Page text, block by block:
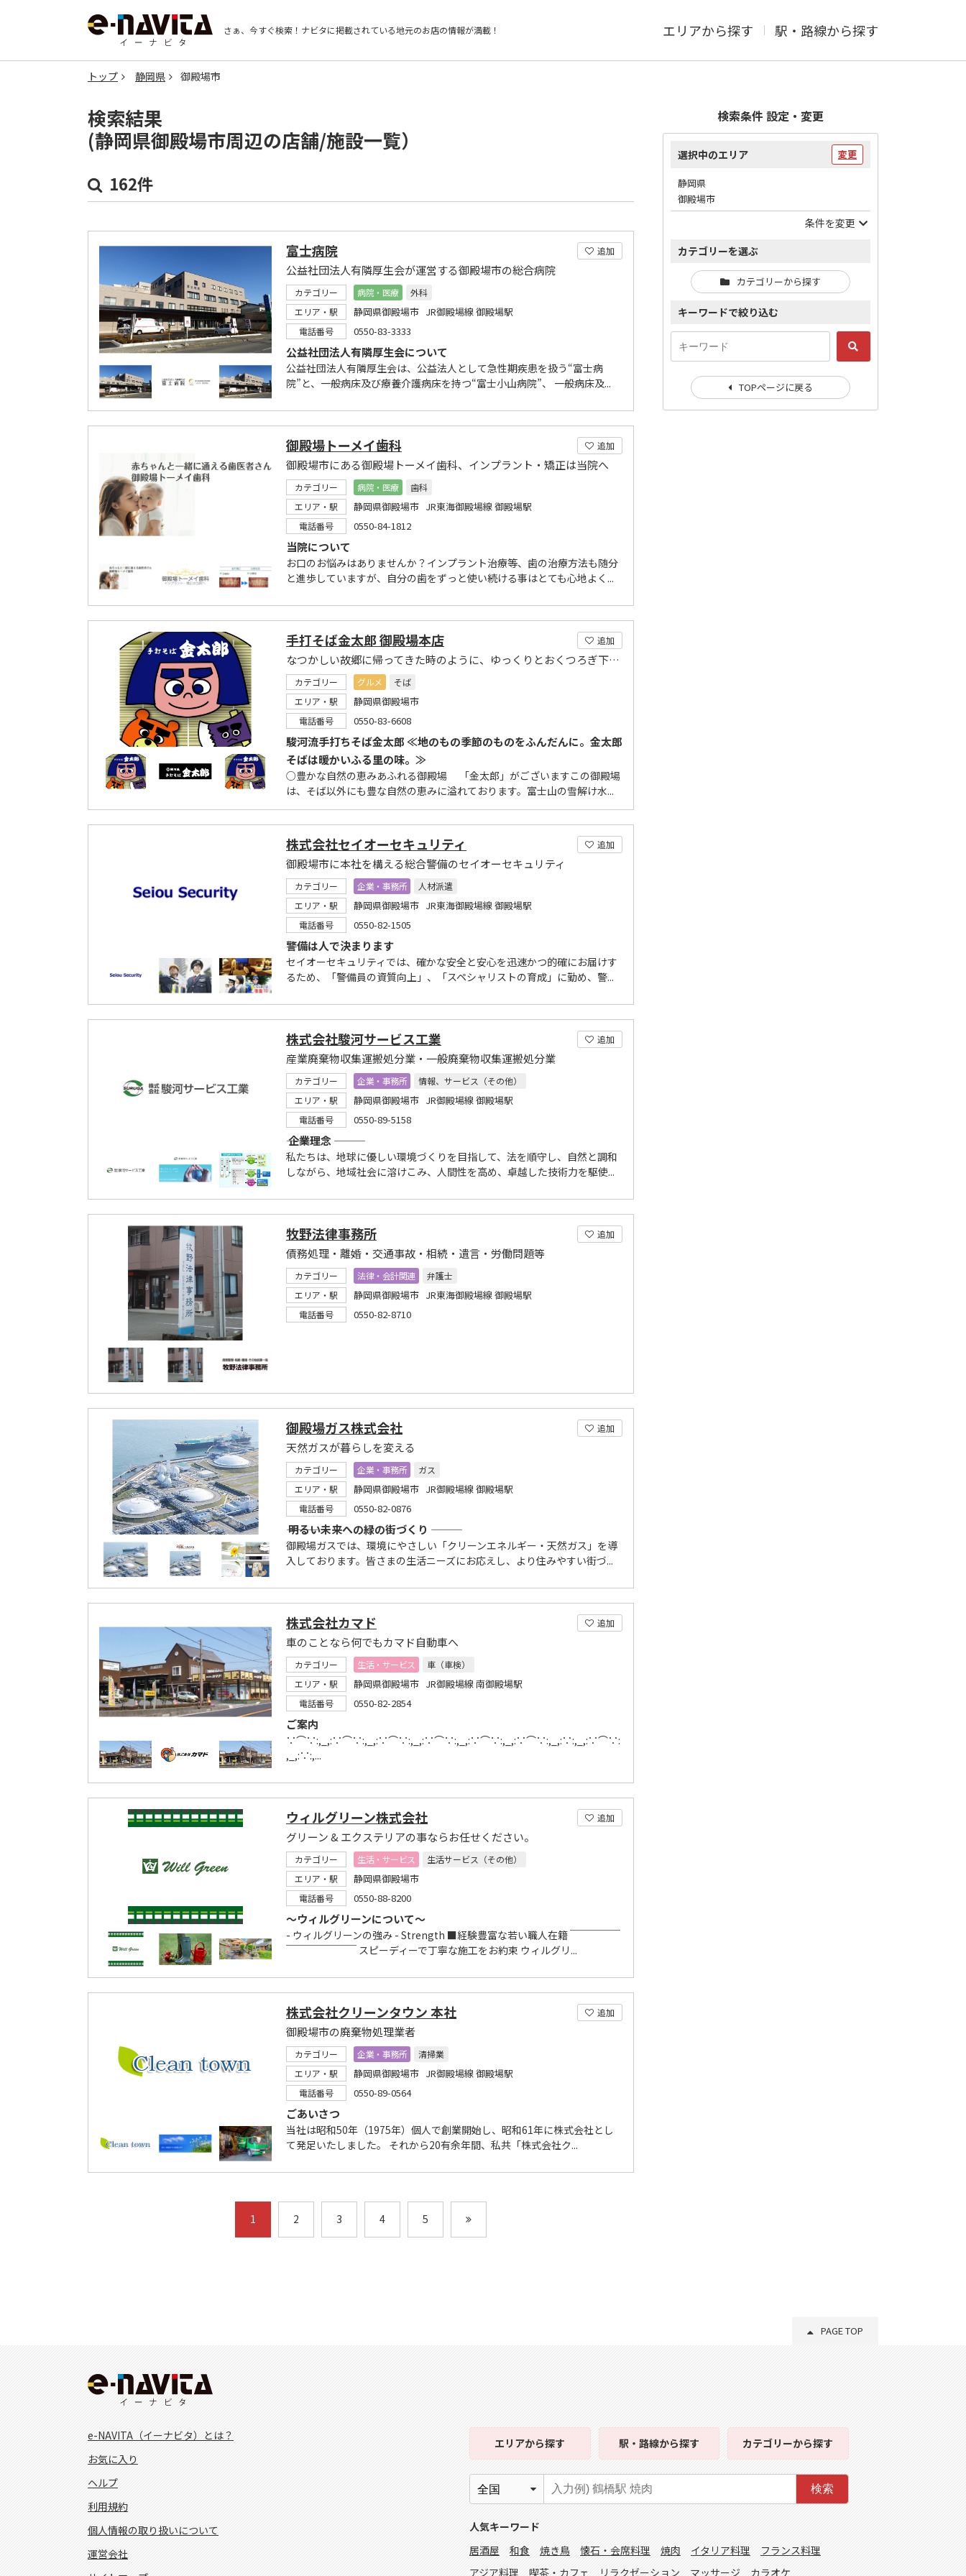
さぁ、今すぐ検索！ ナビタに掲載されている地元のお店の情報が満載！ エリアから探す 駅・路線から探す
トップ 静岡県 御殿場市
検索結果
(静岡県御殿場市周辺の店舗/施設一覧）
162件
追加
富士病院
公益社団法人有隣厚生会が運営する御殿場市の総合病院
カテゴリー 病院・医療
外科
エリア・駅
静岡県御殿場市 JR御殿場線 御殿場駅
電話番号 0550-83-3333
公益社団法人有隣厚生会について
公益社団法人有隣厚生会は、公益法人として急性期疾患を扱う“富士病
院”と、一般病床及び療養介護病床を持つ“富士小山病院”、 一般病床及...
追加
御殿場トーメイ歯科
御殿場市にある御殿場トーメイ歯科、インプラント・矯正は当院へ
カテゴリー 病院・医療
歯科
エリア・駅
静岡県御殿場市 JR東海御殿場線 御殿場駅
電話番号 0550-84-1812
当院について
お口のお悩みはありませんか？インプラント治療等、歯の治療方法も随分
と進歩していますが、自分の歯をずっと使い続ける事はとても心地よく...
追加
手打そば金太郎 御殿場本店
なつかしい故郷に帰ってきた時のように、ゆっくりとおくつろぎ下さい。
カテゴリー グルメ
そば
エリア・駅
静岡県御殿場市
電話番号 0550-83-6608
駿河流手打ちそば金太郎 ≪地のもの季節のものをふんだんに。金太郎
そばは暖かいふる里の味。≫
○豊かな自然の恵みあふれる御殿場 「金太郎」がございますこの御殿場
は、そば以外にも豊な自然の恵みに溢れております。富士山の雪解け水...
追加
株式会社セイオーセキュリティ
御殿場市に本社を構える総合警備のセイオーセキュリティ
カテゴリー 企業・事務所
人材派遣
エリア・駅
静岡県御殿場市 JR東海御殿場線 御殿場駅
電話番号 0550-82-1505
警備は人で決まります
セイオーセキュリティでは、確かな安全と安心を迅速かつ的確にお届けす
るため、「警備員の資質向上」、「スペシャリストの育成」に勤め、警...
追加
株式会社駿河サービス工業
産業廃棄物収集運搬処分業・一般廃棄物収集運搬処分業
カテゴリー 企業・事務所
情報、サービス（その他）
エリア・駅
静岡県御殿場市 JR御殿場線 御殿場駅
電話番号 0550-89-5158
――― 企業理念 ―――
私たちは、地球に優しい環境づくりを目指して、法を順守し、自然と調和
しながら、地域社会に溶けこみ、人間性を高め、卓越した技術力を駆使...
追加
牧野法律事務所
債務処理・離婚・交通事故・相続・遺言・労働問題等
カテゴリー 法律・会計関連
弁護士
エリア・駅
静岡県御殿場市 JR東海御殿場線 御殿場駅
電話番号 0550-82-8710
追加
御殿場ガス株式会社
天然ガスが暮らしを変える
カテゴリー 企業・事務所
ガス
エリア・駅
静岡県御殿場市 JR御殿場線 御殿場駅
電話番号 0550-82-0876
――― 明るい未来への緑の街づくり ―――
御殿場ガスでは、環境にやさしい「クリーンエネルギー・天然ガス」を導
入しております。皆さまの生活ニーズにお応えし、より住みやすい街づ...
追加
株式会社カマド
車のことなら何でもカマド自動車へ
カテゴリー 生活・サービス
車（車検）
エリア・駅
静岡県御殿場市 JR御殿場線 南御殿場駅
電話番号 0550-82-2854
ご案内
∵⌒∵:,_,:∵⌒∵:,_,:∵⌒∵:,_,:∵⌒∵:,_,:∵⌒∵:,_,:∵⌒∵:,_,:∵:,_,:∵⌒∵:
,_,:∵:,...
追加
ウィルグリーン株式会社
グリーン & エクステリアの事ならお任せください。
カテゴリー 生活・サービス
生活サービス（その他）
エリア・駅
静岡県御殿場市
電話番号 0550-88-8200
～ウィルグリーンについて～
- ウィルグリーンの強み - Strength ■経験豊富な若い職人在籍 ￣￣￣￣￣
￣￣￣￣￣￣￣ スピーディーで丁寧な施工をお約束 ウィルグリ...
追加
株式会社クリーンタウン 本社
御殿場市の廃棄物処理業者
カテゴリー 企業・事務所
清掃業
エリア・駅
静岡県御殿場市 JR御殿場線 御殿場駅
電話番号 0550-89-0564
ごあいさつ
当社は昭和50年（1975年）個人で創業開始し、昭和61年に株式会社とし
て発足いたしました。 それから20有余年間、私共「株式会社ク...
1 2 3 4 5
検索条件 設定・変更
選択中のエリア 変更
静岡県
御殿場市
条件を変更
カテゴリーを選ぶ
カテゴリーから探す
キーワードで絞り込む
TOPページに戻る
PAGE TOP
e-NAVITA（イーナビタ）とは？
お気に入り
ヘルプ
利用規約
個人情報の取り扱いについて
運営会社
エリアから探す 駅・路線から探す カテゴリーから探す
検索
人気キーワード
居酒屋
和食 焼き鳥 懐石・会席料理 焼肉 イタリア料理
フランス料理
アジア料理
喫茶・カフェ リラクゼーション マッサージ カラオケ